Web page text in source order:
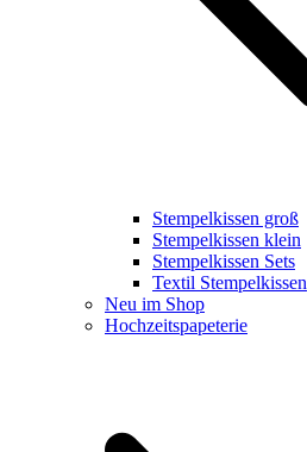
Stempelkissen groß
Stempelkissen klein
Stempelkissen Sets
Textil Stempelkissen
Neu im Shop
Hochzeitspapeterie